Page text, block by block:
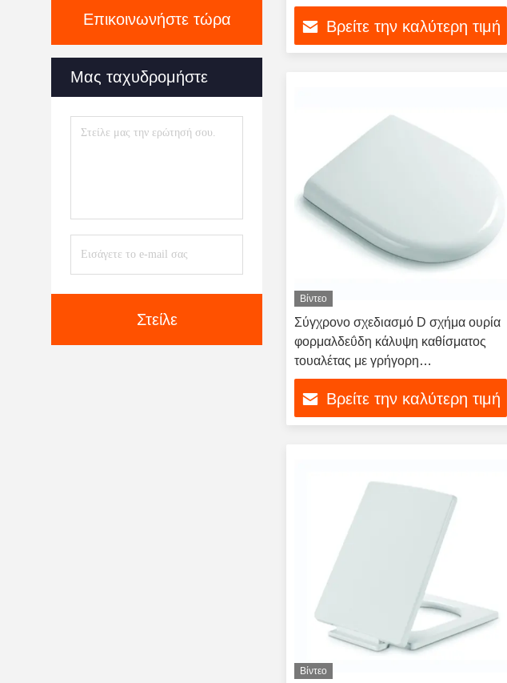
Επικοινωνήστε τώρα
Μας ταχυδρομήστε
Στείλε
ανοξείδωτο χάλυβα
Βρείτε την καλύτερη τιμή
Βίντεο
Σύγχρονο σχεδιασμό D σχήμα ουρία
φορμαλδεΰδη κάλυψη καθίσματος
τουαλέτας με γρήγορη
απελευθέρωση για βιώσιμη απόδοση
Βρείτε την καλύτερη τιμή
Βίντεο